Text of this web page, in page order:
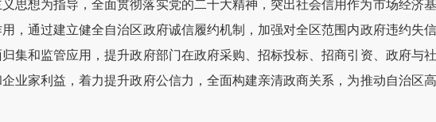
思想为指导，全面贯彻落实党的二十大精神，突出社会信用作为市场经济
，通过建立健全自治区政府诚信履约机制，加强对全区范围内政府违约失
集和监管应用，提升政府部门在政府采购、招标投标、招商引资、政府与
业家利益，着力提升政府公信力，全面构建亲清政商关系，为推动自治区